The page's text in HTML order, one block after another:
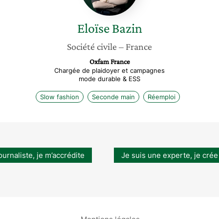
Eloïse Bazin
Société civile – France
Oxfam France
Chargée de plaidoyer et campagnes
mode durable & ESS
Slow fashion Seconde main Réemploi
je m’accrédite Je suis une experte, je